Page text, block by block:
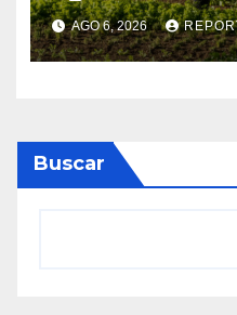
financiar la
familiar
AGO 6, 2026
Buscar